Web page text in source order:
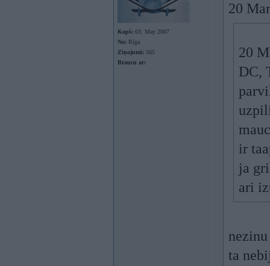
Kopš: 03. May 2007
No: Rīga
Ziņojumi: 565
Braucu ar:
20
20
DC,
ir
ja
ari
ta